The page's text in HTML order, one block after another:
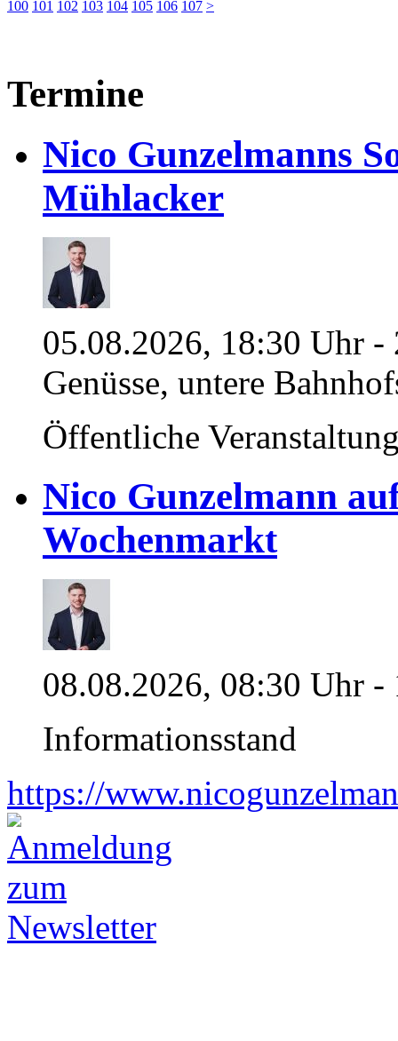
100 101 102 103 104 105 106 107 >
Termine
Nico Gunzelmanns
Mühlacker
05.08.2026, 18:30 Uhr
Genüsse, untere
Öffentliche
Nico Gunzelmann
Wochenmarkt
08.08.2026, 08:30 Uhr -
Informationsstand
https://